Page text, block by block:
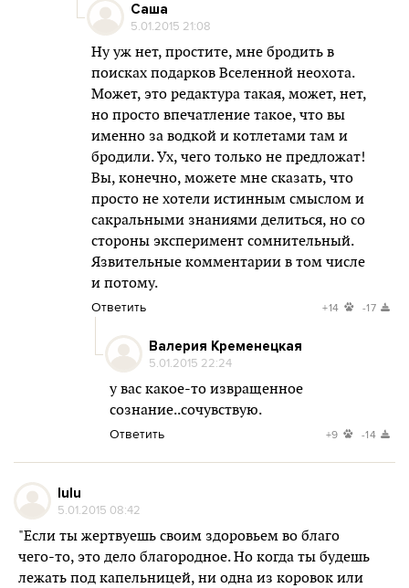
Саша
5.01.2015 21:08
Ну уж нет, простите, мне бродить в
поисках подарков Вселенной неохота.
Может, это редактура такая, может, нет,
но просто впечатление такое, что вы
именно за водкой и котлетами там и
бродили. Ух, чего только не предложат!
Вы, конечно, можете мне сказать, что
просто не хотели истинным смыслом и
сакральными знаниями делиться, но со
стороны эксперимент сомнительный.
Язвительные комментарии в том числе
и потому.
Ответить +14 -17
Валерия Кременецкая
5.01.2015 22:24
у вас какое-то извращенное
сознание..сочувствую.
Ответить +9 -14
lulu
5.01.2015 08:42
"Если ты жертвуешь своим здоровьем во благо
чего-то, это дело благородное. Но когда ты будешь
лежать под капельницей, ни одна из коровок или